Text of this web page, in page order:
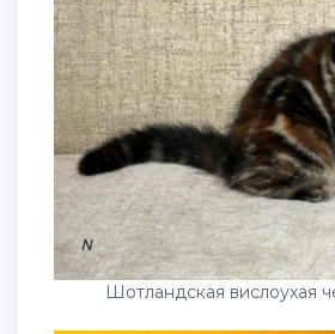
Шотландская вислоухая